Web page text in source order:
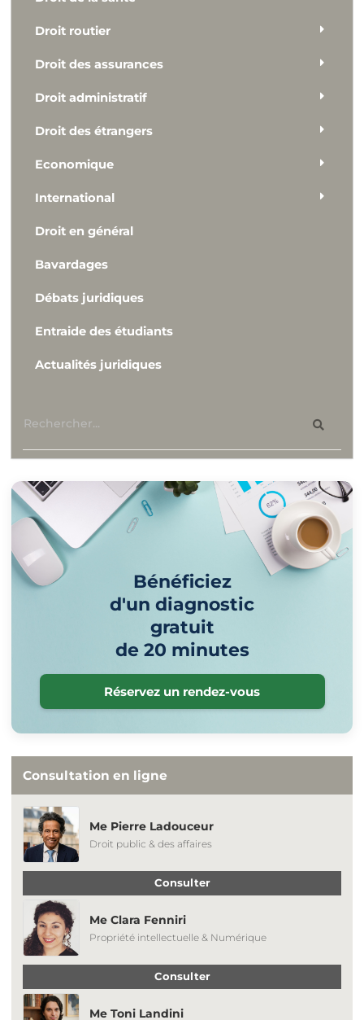
Droit routier
Droit des assurances
Droit administratif
Droit des étrangers
Economique
International
Droit en général
Bavardages
Débats juridiques
Entraide des étudiants
Actualités juridiques
Bénéficiez
d'un diagnostic
gratuit
de 20 minutes
Réservez un rendez-vous
Consultation en ligne
Me Pierre Ladouceur
Droit public & des affaires
Consulter
Me Clara Fenniri
Propriété intellectuelle & Numérique
Consulter
Me Toni Landini